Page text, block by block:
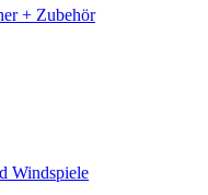
+ Zubehör
Windspiele